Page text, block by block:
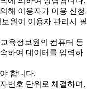
해 이용자가 이용 신청
원이 이용자 관리시 필
육정보원의 컴퓨터 등
하여 데이터를 입력하
합니다.
번호 단위로 체결하며,